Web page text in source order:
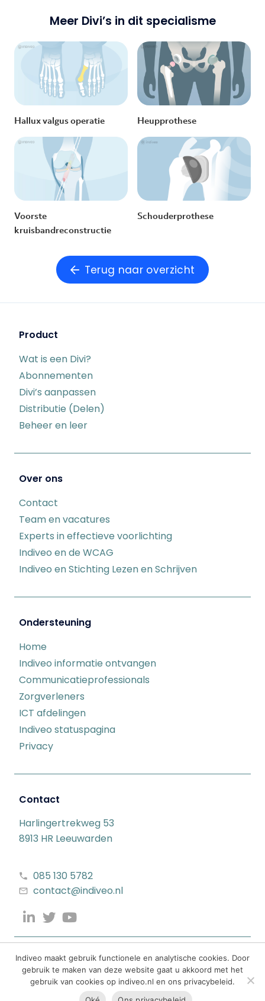
Meer Divi’s in dit specialisme
Hallux valgus operatie Heupprothese
Voorste
kruisbandreconstructie
Schouderprothese
Terug naar overzicht
Product
Wat is een Divi?
Abonnementen
Divi’s aanpassen
Distributie (Delen)
Beheer en leer
Over ons
Contact
Team en vacatures
Experts in effectieve voorlichting
Indiveo en de WCAG
Indiveo en Stichting Lezen en Schrijven
Ondersteuning
Home
Indiveo informatie ontvangen
Communicatieprofessionals
Zorgverleners
ICT afdelingen
Indiveo statuspagina
Privacy
Contact
Harlingertrekweg 53
8913 HR Leeuwarden
085 130 5782
contact@indiveo.nl
Indiveo maakt gebruik functionele en analytische cookies. Door
gebruik te maken van deze website gaat u akkoord met het
gebruik van cookies op indiveo.nl en ons privacybeleid.